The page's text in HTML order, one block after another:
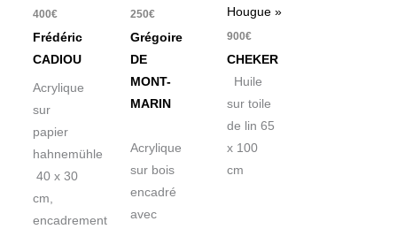
400€
Frédéric
CADIOU
Acrylique
sur
papier
hahnemühle
40 x 30
cm,
encadrement
250€
Grégoire
DE
MONT-
MARIN
Acrylique
sur bois
encadré
avec
Hougue »
900€
CHEKER
Huile
sur toile
de lin 65
x 100
cm